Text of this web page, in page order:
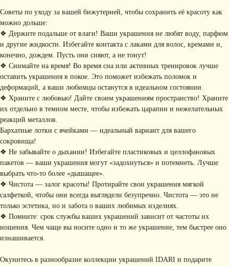
Советы по уходу за вашей бижутерией, чтобы сохранить её красоту как
можно дольше:
❖ Держите подальше от влаги! Ваши украшения не любят воду, парфюм
и другие жидкости. Избегайте контакта с лаками для волос, кремами и,
конечно, дождем. Пусть они сияют, а не тонут!
❖ Снимайте на время! Во время сна или активных тренировок лучше
оставить украшения в покое. Это поможет избежать поломок и
деформаций, а ваши любимцы останутся в идеальном состоянии.
❖ Храните с любовью! Дайте своим украшениям пространство! Храните
их отдельно в темном месте, чтобы избежать царапин и нежелательных
реакций металлов.
Бархатные лотки с ячейками — идеальный вариант для вашего
сокровища!
❖ Не забывайте о дыхании! Избегайте пластиковых и целлофановых
пакетов — ваши украшения могут «задохнуться» и потемнеть. Лучше
выбрать что-то более «дышащее».
❖ Чистота — залог красоты! Протирайте свои украшения мягкой
салфеткой, чтобы они всегда выглядели безупречно. Чистота — это не
только эстетика, но и забота о ваших любимых изделиях.
❖ Помните: срок службы ваших украшений зависит от частоты их
ношения. Чем чаще вы носите одно и то же украшение, тем быстрее оно
изнашивается.
Окунитесь в разнообразие коллекции украшений IDARI и подарите
ПОДПИШИТЕСЬ НА
РАССЫЛКУ
Я соглашаюсь с обработкой персональных данных в соответствии сполитикой
• Доставка и оплата
• Рекомендации
• Каталог
idari.brand@mail.ru
+ 7 (916) 958-00-78
КОНТАКТЫ
Рассказываем о новых
коллекциях, акциях и трендах
РАЗДЕЛЫ ИНТЕРНЕТ-
МАГАЗИНА